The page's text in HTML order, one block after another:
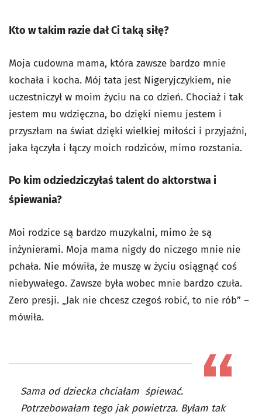
Kto w takim razie dał Ci taką siłę?
Moja cudowna mama, która zawsze bardzo mnie
kochała i kocha. Mój tata jest Nigeryjczykiem, nie
uczestniczył w moim życiu na co dzień. Chociaż i tak
jestem mu wdzięczna, bo dzięki niemu jestem i
przyszłam na świat dzięki wielkiej miłości i przyjaźni,
jaka łączyła i łączy moich rodziców, mimo rozstania.
Po kim odziedziczyłaś talent do aktorstwa i
śpiewania?
Moi rodzice są bardzo muzykalni, mimo że są
inżynierami. Moja mama nigdy do niczego mnie nie
pchała. Nie mówiła, że muszę w życiu osiągnąć coś
niebywałego. Zawsze była wobec mnie bardzo czuła.
Zero presji. „Jak nie chcesz czegoś robić, to nie rób” –
mówiła.
Sama od dziecka chciałam śpiewać.
Potrzebowałam tego jak powietrza. Byłam tak